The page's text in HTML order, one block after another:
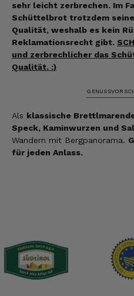
sehr leicht zerbrechen. Im
Schüttelbrot trotzdem
Qualität, weshalb es kein
Reklamationsrecht gibt.
und zerbrechlicher das
Qualität. :)
Als klassische
Speck, Kaminwurzen und
Wandern mit Bergpanorama.
für jeden Anlass.